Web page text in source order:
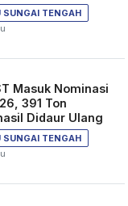
SUNGAI TENGAH
Masuk Nominasi
391 Ton
Didaur Ulang
SUNGAI TENGAH